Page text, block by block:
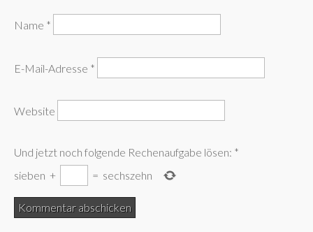
Name *
E-Mail-Adresse *
Website
Und jetzt noch folgende Rechenaufgabe lösen: *
sieben + = sechszehn